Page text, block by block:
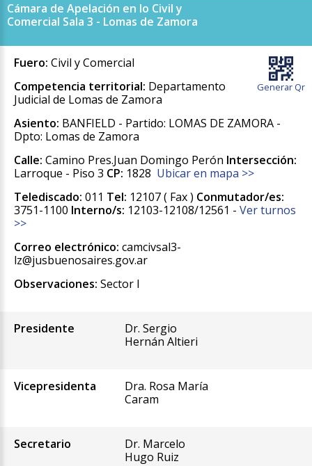
Cámara de Apelación en lo Civil y
Comercial Sala 3 - Lomas de Zamora
Generar Qr
Fuero: Civil y Comercial
Competencia territorial: Departamento
Judicial de Lomas de Zamora
Asiento: BANFIELD - Partido: LOMAS DE ZAMORA -
Dpto: Lomas de Zamora
Calle: Camino Pres.Juan Domingo Perón Intersección:
Larroque - Piso 3 CP: 1828 Ubicar en mapa >>
Telediscado: 011 Tel: 12107 ( Fax ) Conmutador/es:
3751-1100 Interno/s: 12103-12108/12561 - Ver turnos
>>
Correo electrónico: camcivsal3-
lz@jusbuenosaires.gov.ar
Observaciones: Sector I
Presidente
Dr. Sergio
Hernán Altieri
Vicepresidenta
Dra. Rosa María
Caram
Secretario
Dr. Marcelo
Hugo Ruiz